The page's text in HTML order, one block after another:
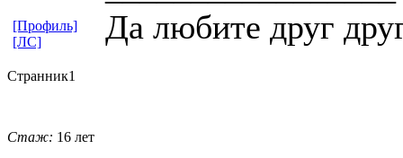
Да любите друг
[Профиль]
[ЛС]
Странник1
Стаж: 16 лет